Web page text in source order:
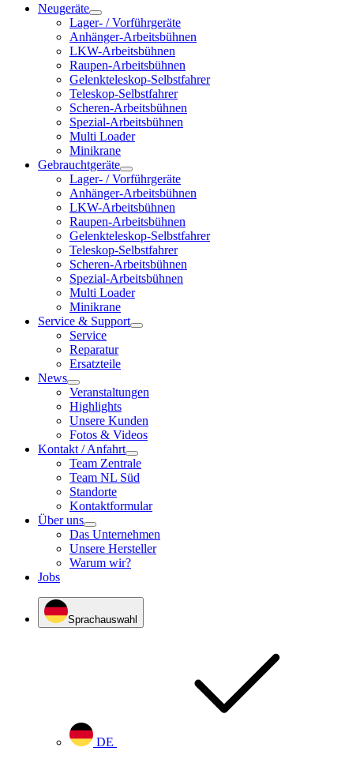
Neugeräte
Lager- / Vorführgeräte
Anhänger-Arbeitsbühnen
LKW-Arbeitsbühnen
Raupen-Arbeitsbühnen
Gelenkteleskop-Selbstfahrer
Teleskop-Selbstfahrer
Scheren-Arbeitsbühnen
Spezial-Arbeitsbühnen
Multi Loader
Minikrane
Gebrauchtgeräte
Lager- / Vorführgeräte
Anhänger-Arbeitsbühnen
LKW-Arbeitsbühnen
Raupen-Arbeitsbühnen
Gelenkteleskop-Selbstfahrer
Teleskop-Selbstfahrer
Scheren-Arbeitsbühnen
Spezial-Arbeitsbühnen
Multi Loader
Minikrane
Service & Support
Service
Reparatur
Ersatzteile
News
Veranstaltungen
Highlights
Unsere Kunden
Fotos & Videos
Kontakt / Anfahrt
Team Zentrale
Team NL Süd
Standorte
Kontaktformular
Über uns
Das Unternehmen
Unsere Hersteller
Warum wir?
Jobs
Sprachauswahl
DE